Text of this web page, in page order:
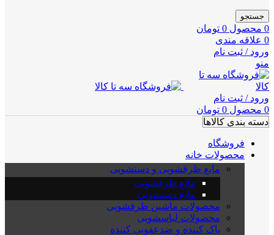
جستجو
0 محصول 0 تومان
0 علاقه مندی
ورود / ثبت نام
منو
ورود / ثبت نام
0 محصول 0 تومان
دسته بندی کالاها
فروشگاه
محصولات خانه
مایع ظرفشویی و دستشویی
مایع ظرفشویی
مایع دستشویی
محصولات ماشین ظرفشویی
محصولات لباسشویی
پاک کننده و ضدعفونی کننده